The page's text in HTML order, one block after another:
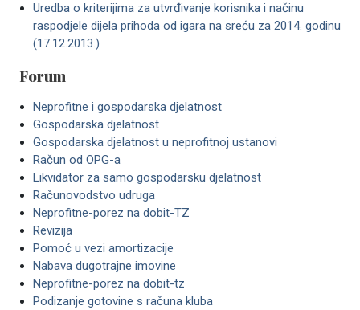
Uredba o kriterijima za utvrđivanje korisnika i načinu
raspodjele dijela prihoda od igara na sreću za 2014. godinu
(17.12.2013.)
Forum
Neprofitne i gospodarska djelatnost
Gospodarska djelatnost
Gospodarska djelatnost u neprofitnoj ustanovi
Račun od OPG-a
Likvidator za samo gospodarsku djelatnost
Računovodstvo udruga
Neprofitne-porez na dobit-TZ
Revizija
Pomoć u vezi amortizacije
Nabava dugotrajne imovine
Neprofitne-porez na dobit-tz
Podizanje gotovine s računa kluba